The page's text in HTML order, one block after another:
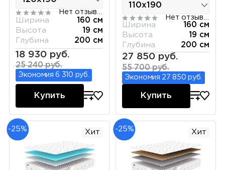
Нет отзывов
Ширина
160 см
Высота
19 см
Глубина
200 см
18 930 руб.
25 240 руб.
Экономия 6 310 руб.
Купить
Ширина
160 см
Высота
19 см
Глубина
200 см
27 850 руб.
55 700 руб.
Экономия 27 850 руб.
Купить
-25% Хит -25% Хит